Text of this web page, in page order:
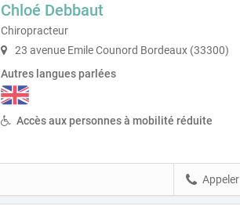
Chloé Debbaut
Chiropracteur
23 avenue Emile Counord Bordeaux (33300)
Autres langues parlées
Accès aux personnes à mobilité réduite
Appeler